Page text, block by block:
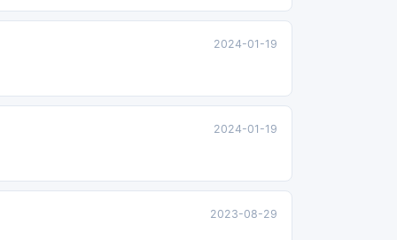
2024-01-19
2024-01-19
2023-08-29